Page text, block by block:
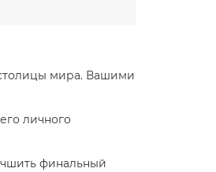
мира. Вашими
личного
финальный